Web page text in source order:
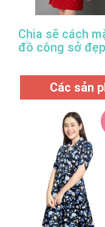
Chia sẽ cách
đồ công sở đẹp
này
Các sản